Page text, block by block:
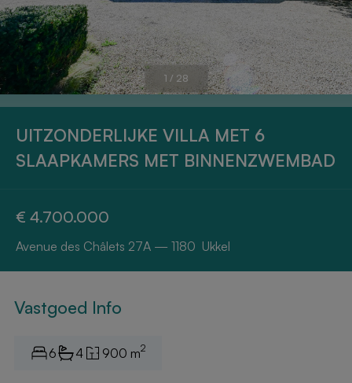
1 / 28
UITZONDERLIJKE VILLA MET 6
SLAAPKAMERS MET BINNENZWEMBAD
€ 4.700.000
Avenue des Châlets 27A — 1180 Ukkel
Vastgoed Info
6 4 900 m2